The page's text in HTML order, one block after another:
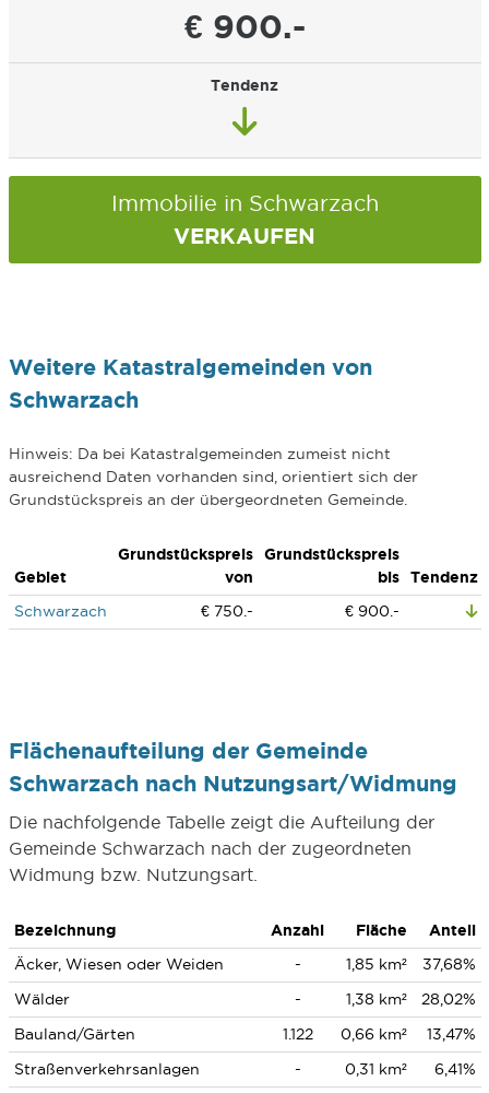
€ 900.-
Tendenz
Immobilie in Schwarzach
VERKAUFEN
Weitere Katastralgemeinden von
Schwarzach
Hinweis: Da bei Katastralgemeinden zumeist nicht
ausreichend Daten vorhanden sind, orientiert sich der
Grundstückspreis an der übergeordneten Gemeinde.
Gebiet
Grundstückspreis
von
Grundstückspreis
bis
Tendenz
Schwarzach
€ 750.- € 900.-
Flächenaufteilung der Gemeinde
Schwarzach nach Nutzungsart/Widmung
Die nachfolgende Tabelle zeigt die Aufteilung der
Gemeinde Schwarzach nach der zugeordneten
Widmung bzw. Nutzungsart.
Bezeichnung Anzahl Fläche
Anteil
Äcker, Wiesen oder Weiden
- 1,85 km²
37,68%
Wälder
- 1,38 km²
28,02%
Bauland/Gärten
1.122 0,66 km²
13,47%
Straßenverkehrsanlagen
- 0,31 km² 6,41%